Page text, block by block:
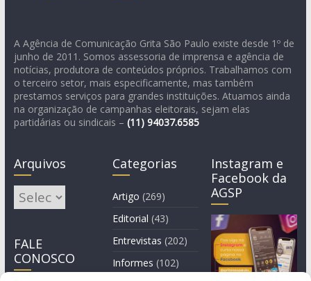
A Agência de Comunicação Grita São Paulo existe desde 1º de
junho de 2011. Somos assessoria de imprensa e agência de
notícias, produtora de conteúdos próprios. Trabalhamos com
o terceiro setor, mais especificamente, mas também
prestamos serviços para grandes instituições. Atuamos ainda
na organização de campanhas eleitorais, sejam elas
partidárias ou sindicais – (11) 94037.6585
Arquivos
Arquivos
FALE
CONOSCO
Categorias
Artigo (269)
Editorial (43)
Entrevistas (202)
Informes (102)
Instagram e
Facebook da
AGSP